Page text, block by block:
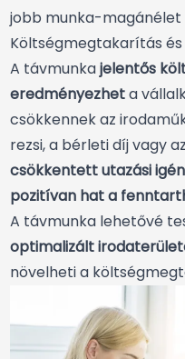
jobb munka-magánélet
Költségmegtakarítás
A távmunkajelentős
eredményezheta
csökkennek az
rezsi, a bérleti díj vagy
csökkentett utazási
pozitívan hat a
A távmunka lehetővé
optimalizált
növelheti a